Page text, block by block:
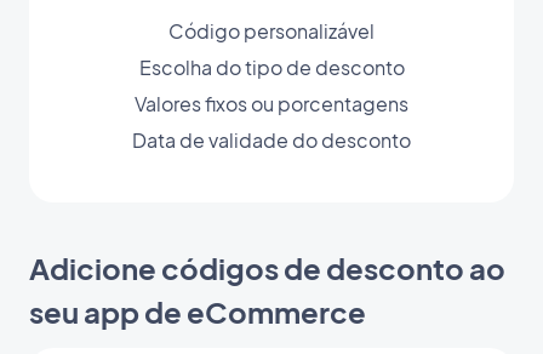
Código personalizável
Escolha do tipo de desconto
Valores fixos ou porcentagens
Data de validade do desconto
Adicione códigos de desconto ao
seu app de eCommerce